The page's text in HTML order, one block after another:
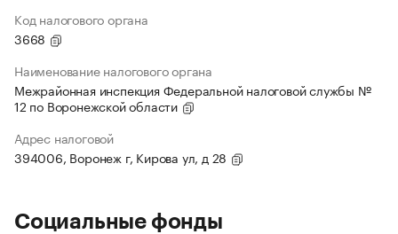
Код налогового органа
3668
Наименование налогового органа
Межрайонная инспекция Федеральной налоговой службы №
12 по Воронежской области
Адрес налоговой
394006, Воронеж г, Кирова ул, д 28
Социальные фонды